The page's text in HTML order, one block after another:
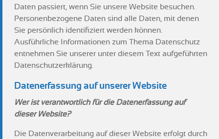
Daten passiert, wenn Sie unsere Website besuchen.
Personenbezogene Daten sind alle Daten, mit denen
Sie persönlich identifiziert werden können.
Ausführliche Informationen zum Thema Datenschutz
entnehmen Sie unserer unter diesem Text aufgeführten
Datenschutzerklärung.
Datenerfassung auf unserer Website
Wer ist verantwortlich für die Datenerfassung auf
dieser Website?
Die Datenverarbeitung auf dieser Website erfolgt durch